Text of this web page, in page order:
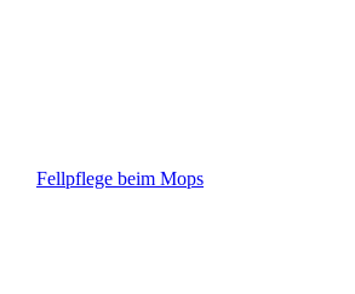
Fellpflege beim Mops